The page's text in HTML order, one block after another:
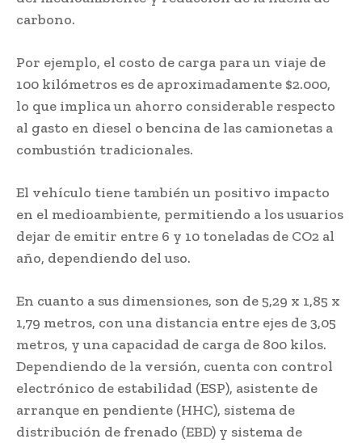
carbono.
Por ejemplo, el costo de carga para un viaje de
100 kilómetros es de aproximadamente $2.000,
lo que implica un ahorro considerable respecto
al gasto en diesel o bencina de las camionetas a
combustión tradicionales.
El vehículo tiene también un positivo impacto
en el medioambiente, permitiendo a los usuarios
dejar de emitir entre 6 y 10 toneladas de CO2 al
año, dependiendo del uso.
En cuanto a sus dimensiones, son de 5,29 x 1,85 x
1,79 metros, con una distancia entre ejes de 3,05
metros, y una capacidad de carga de 800 kilos.
Dependiendo de la versión, cuenta con control
electrónico de estabilidad (ESP), asistente de
arranque en pendiente (HHC), sistema de
distribución de frenado (EBD) y sistema de